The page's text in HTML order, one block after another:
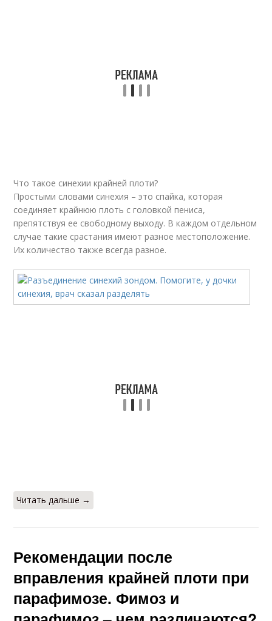
Что такое синехии крайней плоти?
Простыми словами синехия – это спайка, которая
соединяет крайнюю плоть с головкой пениса,
препятствуя ее свободному выходу. В каждом отдельном
случае такие срастания имеют разное местоположение.
Их количество также всегда разное.
Читать дальше →
Рекомендации после
вправления крайней плоти при
парафимозе. Фимоз и